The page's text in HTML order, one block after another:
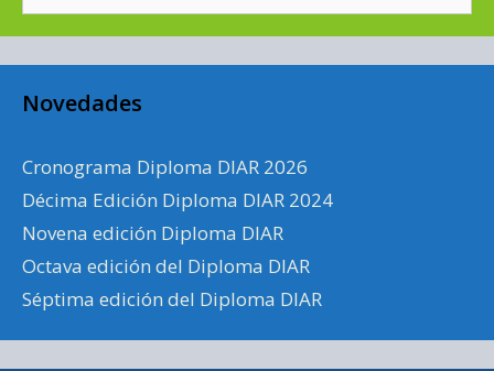
Novedades
Cronograma Diploma DIAR 2026
Décima Edición Diploma DIAR 2024
Novena edición Diploma DIAR
Octava edición del Diploma DIAR
Séptima edición del Diploma DIAR